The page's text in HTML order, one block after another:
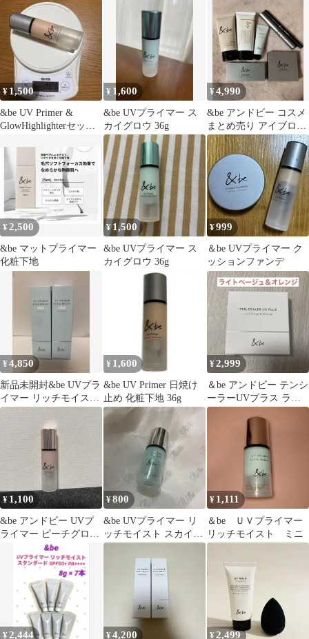
¥ 1,500
&be UV Primer &
GlowHighlighterセット
¥ 1,600
&be UVプライマー ス
カイグロウ 36g
¥4,990
&be アンドビー コスメ
まとめ売り アイブロウ
パレット 6点セット+お
まけ
¥2,500
&be マットプライマー
化粧下地
¥ 1,500
&be UVプライマー ス
カイグロウ 36g
¥999
＆be UVプライマー ク
ッションファンデ
¥4,850
新品未開封&be UVプラ
イマー リッチモイスト
クール 2本セット❤️
¥ 1,600
&be UV Primer 日焼け
止め 化粧下地 36g
¥2,999
＆be アンドビー テンシ
ーラーUVプラス ライ
トベージュ＆オレンジ
¥ 1,100
&be アンドビー UVプ
ライマー ピーチグロウ
¥800
&be UVプライマー リ
ッチモイスト スカイグ
ロウ ミニサイズ
¥ 1,111
＆be ＵＶプライマー
リッチモイスト ミニ
¥ 2,444 ¥4,200 ¥2,499